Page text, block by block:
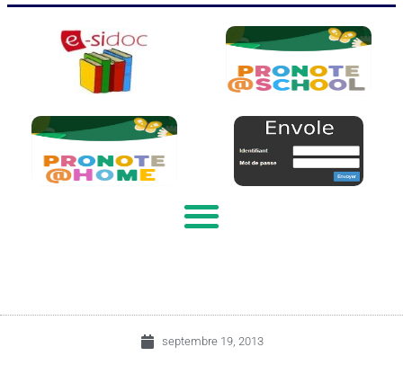
septembre 19, 2013